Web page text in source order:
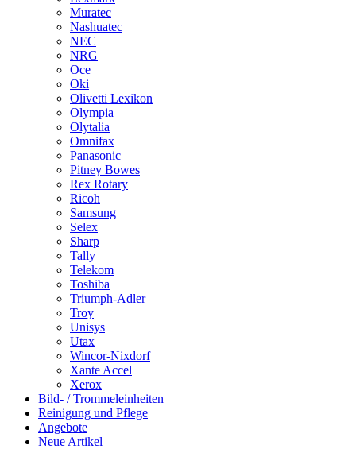
Muratec
Nashuatec
NEC
NRG
Oce
Oki
Olivetti Lexikon
Olympia
Olytalia
Omnifax
Panasonic
Pitney Bowes
Rex Rotary
Ricoh
Samsung
Selex
Sharp
Tally
Telekom
Toshiba
Triumph-Adler
Troy
Unisys
Utax
Wincor-Nixdorf
Xante Accel
Xerox
Bild- / Trommeleinheiten
Reinigung und Pflege
Angebote
Neue Artikel